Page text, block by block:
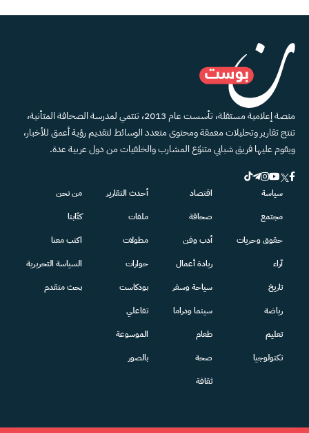
منصة إعلامية مستقلة، تأسست عام 2013، تنتمي لمدرسة الصحافة المتأنية،
تنتج تقارير وتحليلات معمقة ومحتوى متعدد الوسائط لتقديم رؤية أعمق للأخبار،
ويقوم عليها فريق شبابي متنوّع المشارب والخلفيات من دول عربية عدة.
سياسة
مجتمع
حقوق وحريات
آراء
تاريخ
رياضة
تعليم
تكنولوجيا
اقتصاد
صحافة
أدب وفن
ريادة أعمال
سياحة وسفر
سينما ودراما
طعام
صحة
ثقافة
أحدث التقارير
ملفات
مطولات
حوارات
بودكاست
تفاعلي
الموسوعة
بالصور
من نحن
كتّابنا
اكتب معنا
السياسة التحريرية
بحث متقدم